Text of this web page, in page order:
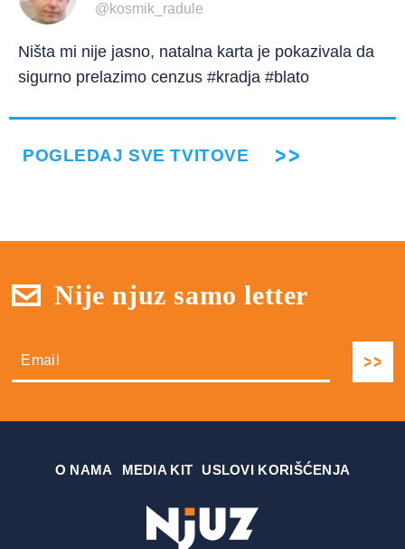
@kosmik_radule
Ništa mi nije jasno, natalna karta je pokazivala da
sigurno prelazimo cenzus #kradja #blato
POGLEDAJ SVE TVITOVE
Nije njuz samo letter
О NAMA MEDIA KIT USLOVI KORIŠĆENJA